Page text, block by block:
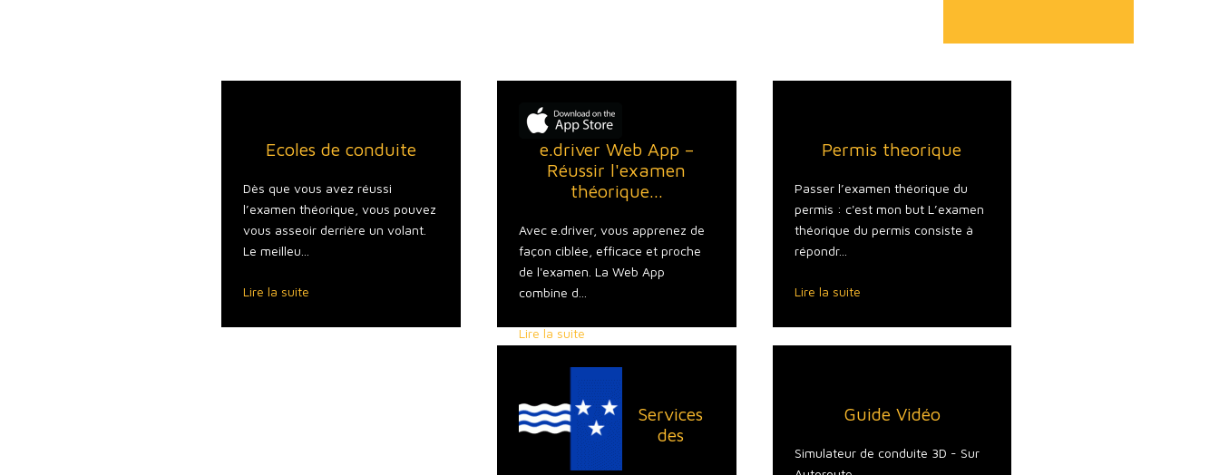
Ecoles de conduite
Dès que vous avez réussi
l’examen théorique, vous pouvez
vous asseoir derrière un volant.
Le meilleu...
Lire la suite
e.driver Web App –
Réussir l'examen
théorique...
Avec e.driver, vous apprenez de
façon ciblée, efficace et proche
de l'examen. La Web App
combine d...
Lire la suite
Services
des
Permis theorique
Passer l’examen théorique du
permis : c'est mon but L’examen
théorique du permis consiste à
répondr...
Lire la suite
Guide Vidéo
Simulateur de conduite 3D - Sur